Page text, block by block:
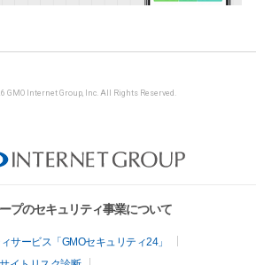
GMO Internet Group, Inc. All Rights Reserved.
プのセキュリティ事業について
サービス「GMOセキュリティ24」